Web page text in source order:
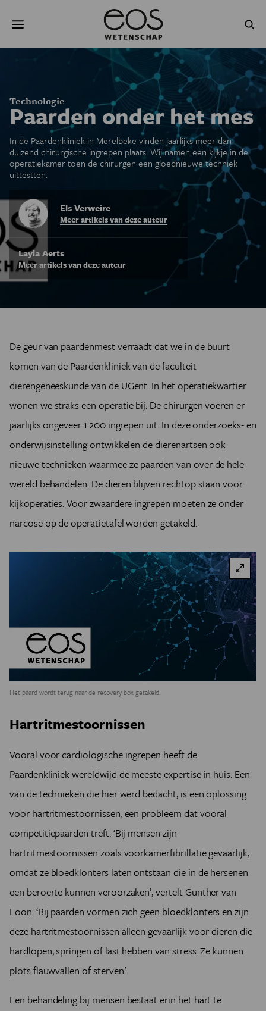
naar
inhoud
TECHNOLOGIE
RUIMTE
NATUURWETENSCHAPPEN GESCHIEDENIS
PSYCHE & BREIN BLOGS
AGENDA
JONGE UITDAGERS
Technologie
Paarden onder het mes
In de Paardenkliniek in Merelbeke vinden jaarlijks meer dan
duizend chirurgische ingrepen plaats. Wij namen een kijkje in de
operatie­kamer toen de chirurgen een gloednieuwe techniek
uittestten.
Els Verweire
Meer artikels van deze auteur
Layla Aerts
Meer artikels van deze auteur
De geur van paardenmest verraadt dat we in de buurt
komen van de Paardenkliniek van de faculteit
dierengeneeskunde van de UGent. In het operatiekwartier
wonen we straks een operatie bij. De chirurgen voeren er
jaarlijks ongeveer 1.200 ingrepen uit. In deze onderzoeks- en
onderwijsinstelling ontwikkelen de dierenartsen ook
nieuwe technieken waarmee ze paarden van over de hele
wereld behandelen. De dieren blijven rechtop staan voor
kijkoperaties. Voor zwaardere ingrepen moeten ze onder
narcose op de operatietafel worden getakeld.
Het paard wordt terug naar de recovery box getakeld.
Hartritmestoornissen
Vooral voor cardiologische ingrepen heeft de
Paardenkliniek wereldwijd de meeste expertise in huis. Een
van de technieken die hier werd bedacht, is een oplossing
voor hartritmestoornissen, een probleem dat vooral
competitiepaarden treft. ‘Bij mensen zijn
hartritmestoornissen zoals voorkamerfibrillatie gevaarlijk,
omdat ze bloedklonters laten ontstaan die in de hersenen
een beroerte kunnen veroorzaken’, vertelt Gunther van
Loon. ‘Bij paarden vormen zich geen bloedklonters en zijn
deze hartritmestoornissen alleen gevaarlijk voor dieren die
hardlopen, springen of last hebben van stress. Ze kunnen
plots flauwvallen of sterven.’
Een behandeling bij mensen bestaat erin het hart te